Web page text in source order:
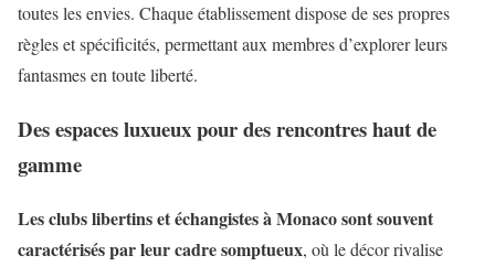
toutes les envies. Chaque établissement dispose de ses propres
règles et spécificités, permettant aux membres d’explorer leurs
fantasmes en toute liberté.
Des espaces luxueux pour des rencontres haut de
gamme
Les clubs libertins et échangistes à Monaco sont souvent
caractérisés par leur cadre somptueux, où le décor rivalise